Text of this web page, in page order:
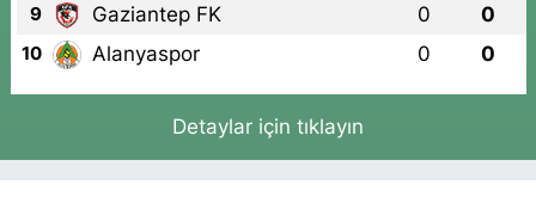
9 Gaziantep FK 0 0
10 Alanyaspor 0 0
Detaylar için tıklayın